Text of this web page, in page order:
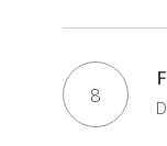
8